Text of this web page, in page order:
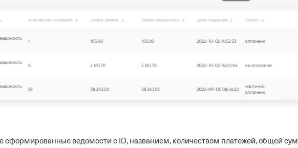
сформированные ведомости с ID, названием, количеством платежей, общей